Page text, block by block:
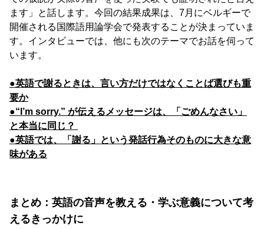
ます」と話します。今回の結果成果は、7月にベルギーで
開催される国際語用論学会で発表することが決まっていま
す。インタビューでは、他にも次のテーマでお話を伺って
います。
●英語で謝るときは、言い方だけではなくことば選びも重
要か
●“I’m sorry.” が伝えるメッセージは、「ごめんなさい」
と本当に同じ？
●英語では、「謝る」という発話行為そのものに大きな意
味がある
まとめ：英語の音声を教える・学ぶ意義について考
えるきっかけに